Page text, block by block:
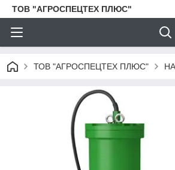
ТОВ "АГРОСПЕЦТЕХ ПЛЮС"
ТОВ "АГРОСПЕЦТЕХ ПЛЮС"